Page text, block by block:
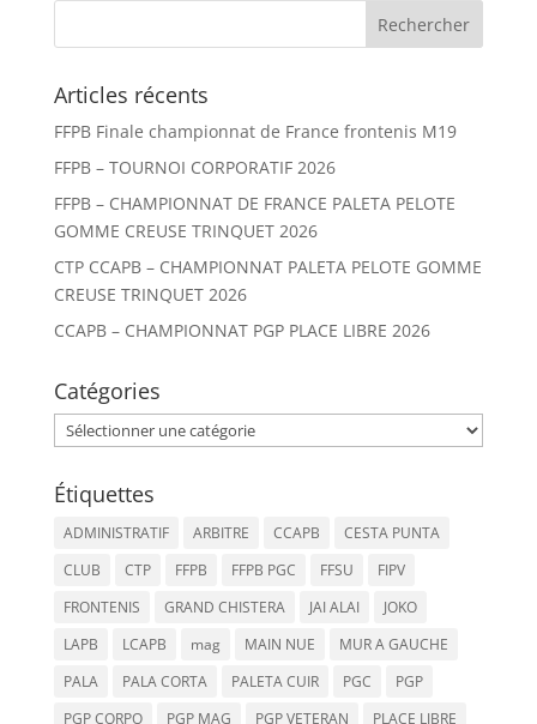
Articles récents
FFPB Finale championnat de France frontenis M19
FFPB – TOURNOI CORPORATIF 2026
FFPB – CHAMPIONNAT DE FRANCE PALETA PELOTE
GOMME CREUSE TRINQUET 2026
CTP CCAPB – CHAMPIONNAT PALETA PELOTE GOMME
CREUSE TRINQUET 2026
CCAPB – CHAMPIONNAT PGP PLACE LIBRE 2026
Catégories
Catégories
Étiquettes
ADMINISTRATIF ARBITRE CCAPB
CESTA PUNTA
CLUB
CTP FFPB FFPB PGC FFSU
FIPV
FRONTENIS
GRAND CHISTERA JAI ALAI
JOKO
LAPB
LCAPB mag MAIN NUE
MUR A GAUCHE
PALA
PALA CORTA PALETA CUIR PGC
PGP
PGP CORPO
PGP MAG PGP VETERAN PLACE LIBRE